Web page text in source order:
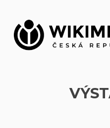
obsah